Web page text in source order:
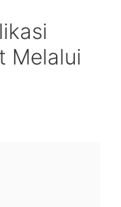
Melalui